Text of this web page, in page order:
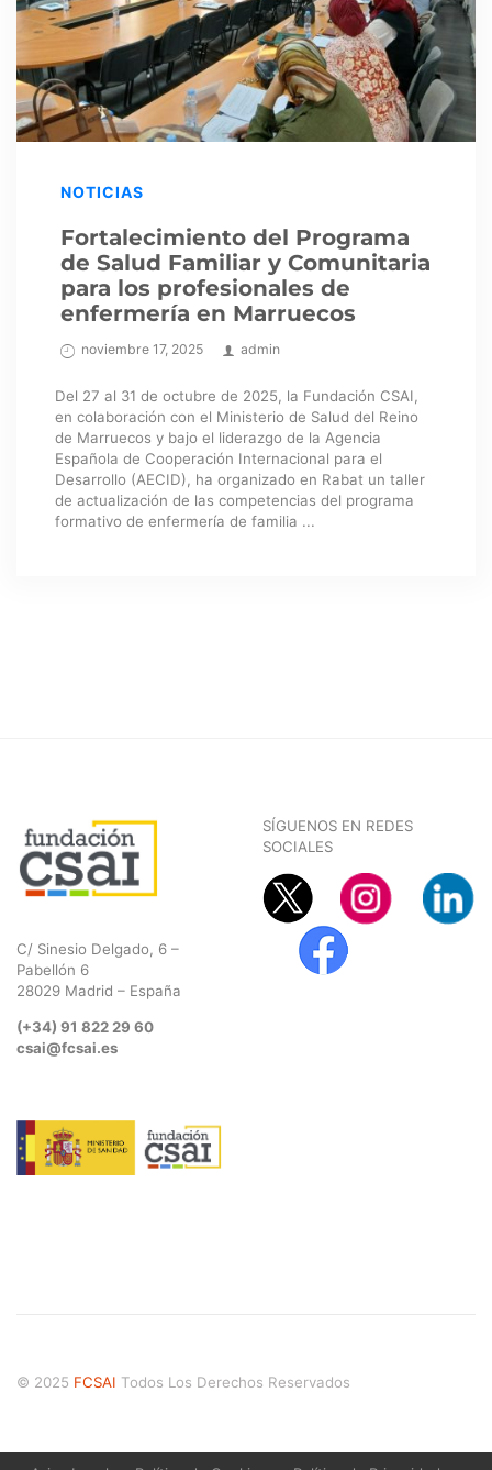
NOTICIAS
Fortalecimiento del Programa
de Salud Familiar y Comunitaria
para los profesionales de
enfermería en Marruecos
noviembre 17, 2025 admin
Del 27 al 31 de octubre de 2025, la Fundación CSAI,
en colaboración con el Ministerio de Salud del Reino
de Marruecos y bajo el liderazgo de la Agencia
Española de Cooperación Internacional para el
Desarrollo (AECID), ha organizado en Rabat un taller
de actualización de las competencias del programa
formativo de enfermería de familia ...
C/ Sinesio Delgado, 6 –
Pabellón 6
28029 Madrid – España
(+34) 91 822 29 60
csai@fcsai.es
SÍGUENOS EN REDES
SOCIALES
© 2025 FCSAI Todos Los Derechos Reservados